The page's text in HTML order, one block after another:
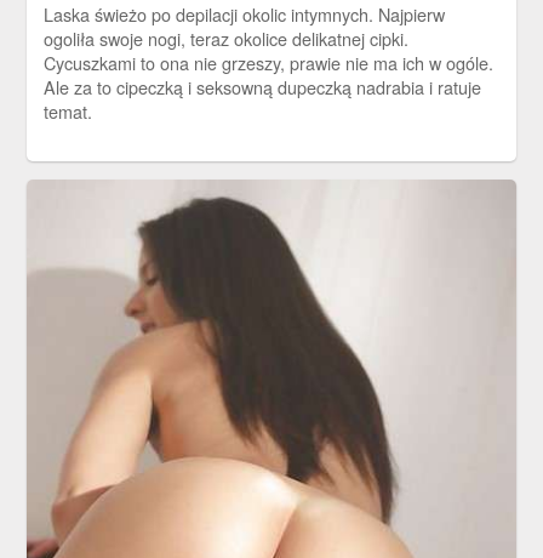
Laska świeżo po depilacji okolic intymnych. Najpierw
ogoliła swoje nogi, teraz okolice delikatnej cipki.
Cycuszkami to ona nie grzeszy, prawie nie ma ich w ogóle.
Ale za to cipeczką i seksowną dupeczką nadrabia i ratuje
temat.